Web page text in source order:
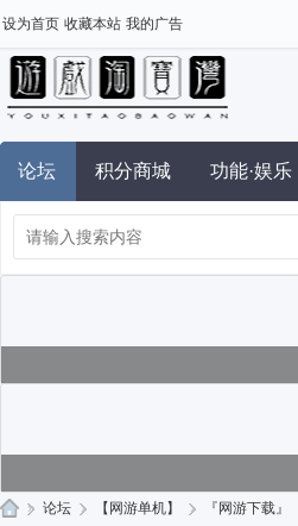
设为首页 收藏本站 我的广告
论坛 积分商城 功能·娱乐
» 论坛 › 【网游单机】 › 『网游下载』